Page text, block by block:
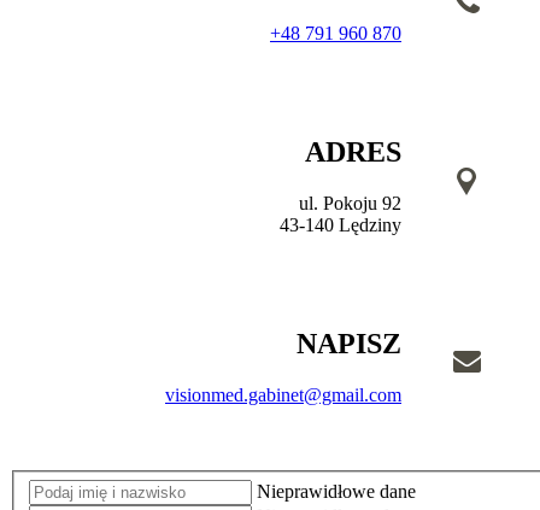
+48 791 960 870
ADRES
ul. Pokoju 92
43-140 Lędziny
NAPISZ
visionmed.gabinet@gmail.com
Nieprawidłowe dane